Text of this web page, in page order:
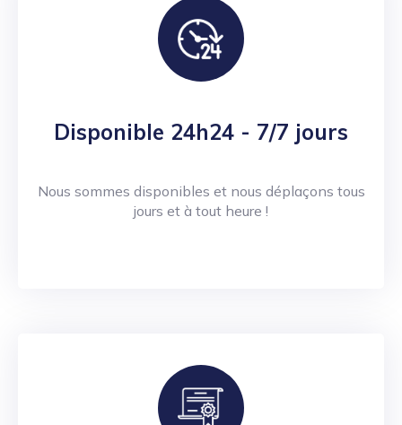
Disponible 24h24 - 7/7 jours
Nous sommes disponibles et nous déplaçons tous
jours et à tout heure !